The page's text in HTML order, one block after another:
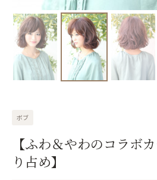
ボブ
【ふわ＆やわのコラボ
り占め】